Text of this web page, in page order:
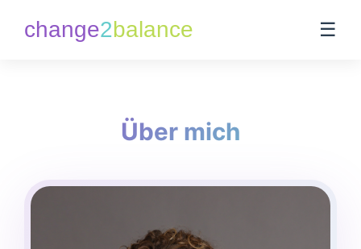
change2balance ☰
Über mich